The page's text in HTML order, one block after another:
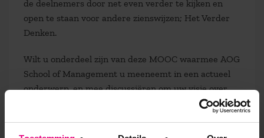
de deelnemers door net even verder te kijken en
open te staan voor andere zienswijzen; Het Verder
Denken.
Wilt u onderdeel zijn van deze MOOC waarmee AOG
School of Management u meeneemt in een actueel
onderwerp, en mee discussiëren om uw visie over
deze technologische veranderingen te verbreden?